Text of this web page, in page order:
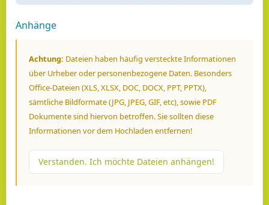
Anhänge
Achtung: Dateien haben häufig versteckte Informationen
über Urheber oder personenbezogene Daten. Besonders
Office-Dateien (XLS, XLSX, DOC, DOCX, PPT, PPTX),
sämtliche Bildformate (JPG, JPEG, GIF, etc), sowie PDF
Dokumente sind hiervon betroffen. Sie sollten diese
Informationen vor dem Hochladen entfernen!
Verstanden. Ich möchte Dateien anhängen!